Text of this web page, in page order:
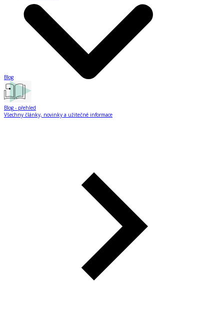
Blog
Blog - přehled
Všechny články, novinky a užitečné informace